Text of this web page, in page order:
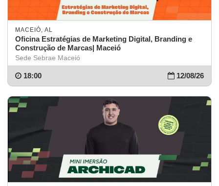
MACEIÓ, AL
Oficina Estratégias de Marketing Digital, Branding e
Construção de Marcas| Maceió
Sede Sebrae Maceió
12/08/26
18:00